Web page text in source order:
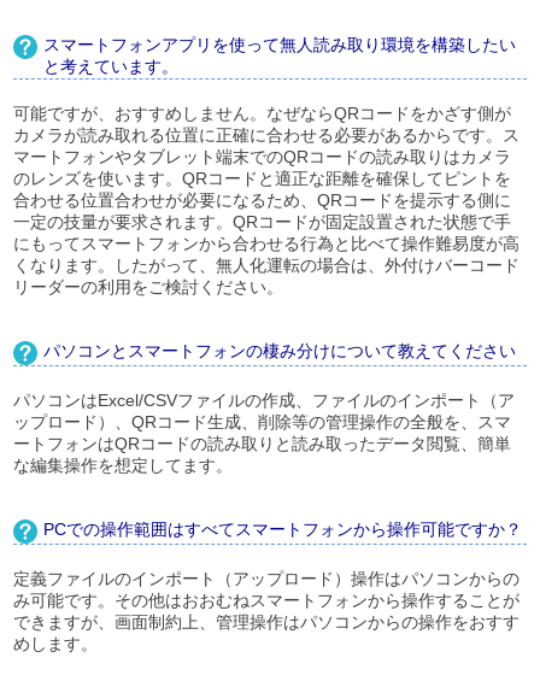
スマートフォンアプリを使って無人読み取り環境を構築したい
と考えています。
可能ですが、おすすめしません。なぜならQRコードをかざす側が
カメラが読み取れる位置に正確に合わせる必要があるからです。ス
マートフォンやタブレット端末でのQRコードの読み取りはカメラ
のレンズを使います。QRコードと適正な距離を確保してピントを
合わせる位置合わせが必要になるため、QRコードを提示する側に
一定の技量が要求されます。QRコードが固定設置された状態で手
にもってスマートフォンから合わせる行為と比べて操作難易度が高
くなります。したがって、無人化運転の場合は、外付けバーコード
リーダーの利用をご検討ください。
パソコンとスマートフォンの棲み分けについて教えてください
パソコンはExcel/CSVファイルの作成、ファイルのインポート（ア
ップロード）、QRコード生成、削除等の管理操作の全般を、スマ
ートフォンはQRコードの読み取りと読み取ったデータ閲覧、簡単
な編集操作を想定してます。
PCでの操作範囲はすべてスマートフォンから操作可能ですか？
定義ファイルのインポート（アップロード）操作はパソコンからの
み可能です。その他はおおむねスマートフォンから操作することが
できますが、画面制約上、管理操作はパソコンからの操作をおすす
めします。